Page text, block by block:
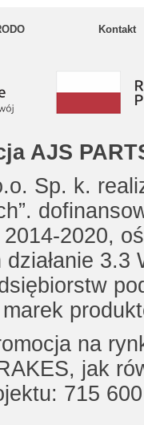
Kontakt
AJS
Sp. k.
2020,
marek
na
jak
715